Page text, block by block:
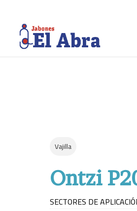
Vajilla
Ontzi
SECTORES DE